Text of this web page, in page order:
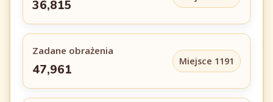
36,815
Zadane obrażenia
47,961
Miejsce 1191